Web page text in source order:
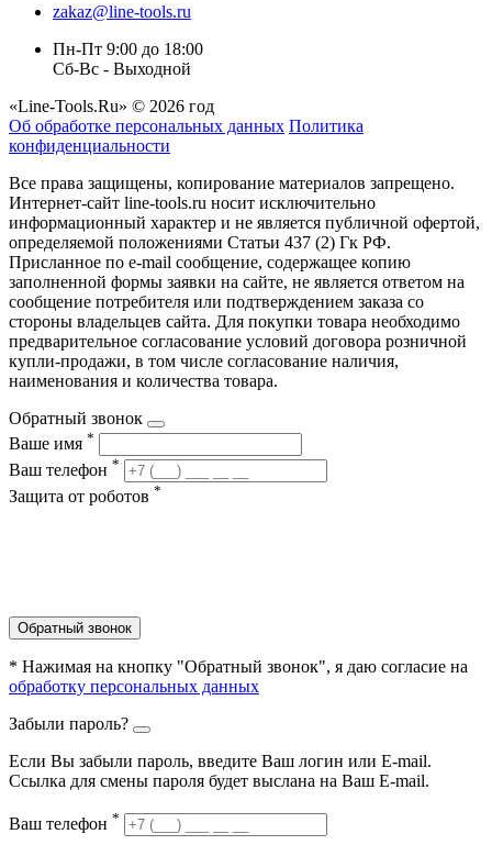
zakaz@line-tools.ru
Пн-Пт 9:00 до 18:00
Сб-Вс - Выходной
«Line-Tools.Ru» © 2026 год
Об обработке персональных данных Политика
конфиденциальности
Все права защищены, копирование материалов запрещено.
Интернет-сайт line-tools.ru носит исключительно
информационный характер и не является публичной офертой,
определяемой положениями Статьи 437 (2) Гк РФ.
Присланное по e-mail сообщение, содержащее копию
заполненной формы заявки на сайте, не является ответом на
сообщение потребителя или подтверждением заказа со
стороны владельцев сайта. Для покупки товара необходимо
предварительное согласование условий договора розничной
купли-продажи, в том числе согласование наличия,
наименования и количества товара.
Обратный звонок
Ваше имя *
Ваш телефон *
Защита от роботов *
Обратный звонок
* Нажимая на кнопку "Обратный звонок", я даю согласие на
обработку персональных данных
Забыли пароль?
Если Вы забыли пароль, введите Ваш логин или Е-mail.
Ссылка для смены пароля будет выслана на Ваш E-mail.
Ваш телефон *